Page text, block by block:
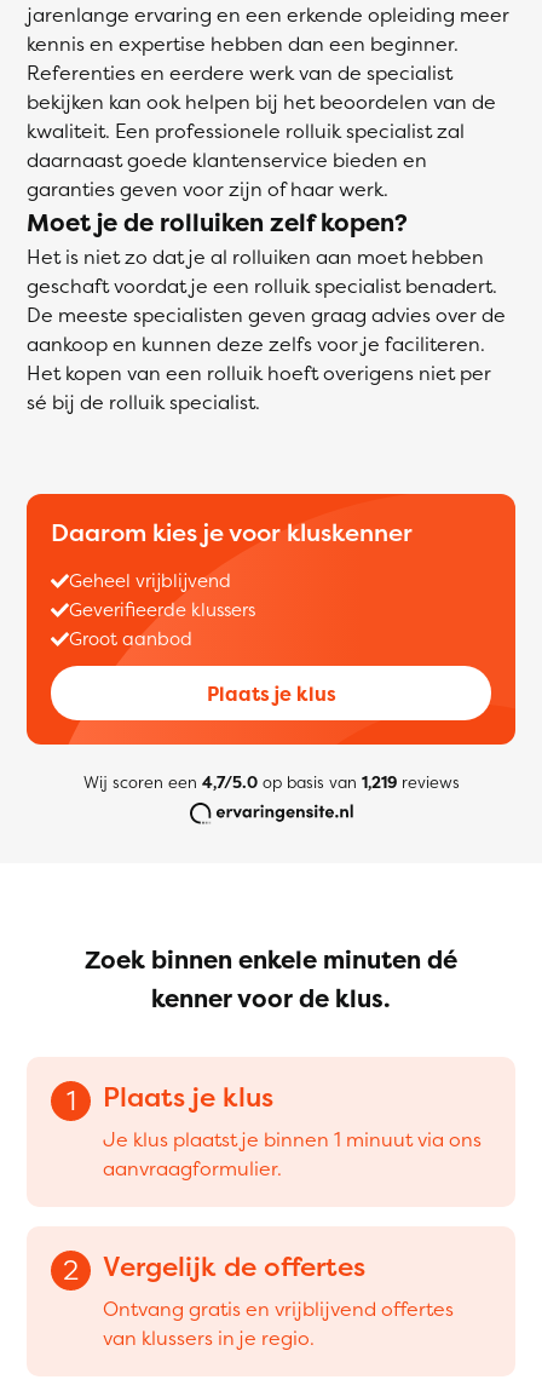
jarenlange ervaring en een erkende opleiding meer
kennis en expertise hebben dan een beginner.
Referenties en eerdere werk van de specialist
bekijken kan ook helpen bij het beoordelen van de
kwaliteit. Een professionele rolluik specialist zal
daarnaast goede klantenservice bieden en
garanties geven voor zijn of haar werk.
Moet je de rolluiken zelf kopen?
Het is niet zo dat je al rolluiken aan moet hebben
geschaft voordat je een rolluik specialist benadert.
De meeste specialisten geven graag advies over de
aankoop en kunnen deze zelfs voor je faciliteren.
Het kopen van een rolluik hoeft overigens niet per
sé bij de rolluik specialist.
Daarom kies je voor kluskenner
Geheel vrijblijvend
Geverifieerde klussers
Groot aanbod
Plaats je klus
Wij scoren een 4,7/5.0op basis van 1,219reviews
Zoek binnen enkele minuten dé
kenner voor de klus.
1 Plaats je klus
Je klus plaatst je binnen 1 minuut via ons
aanvraagformulier.
2 Vergelijk de offertes
Ontvang gratis en vrijblijvend offertes
van klussers in je regio.